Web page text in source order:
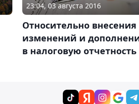
23:04, 03 августа 2016
Относительно внесения
изменений и
в налоговую отчетность